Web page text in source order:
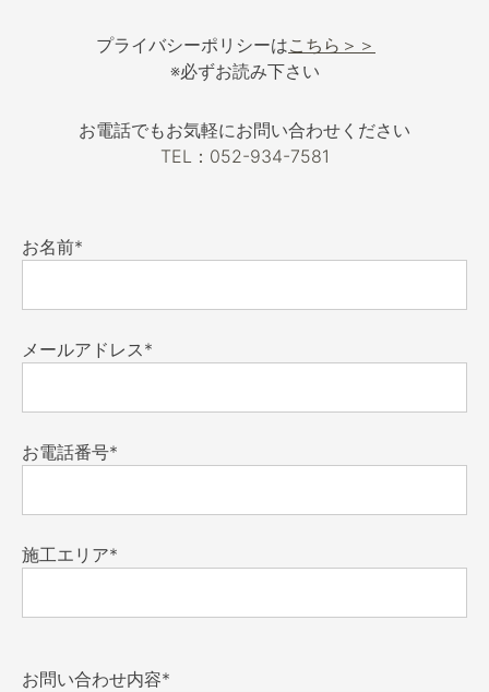
プライバシーポリシーはこちら＞＞
※必ずお読み下さい
お電話でもお気軽にお問い合わせください
TEL：052-934-7581
お名前*
メールアドレス*
お電話番号*
施工エリア*
お問い合わせ内容*